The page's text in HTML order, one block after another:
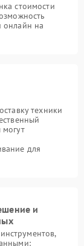
стоимости
онлайн на
техники
для
и